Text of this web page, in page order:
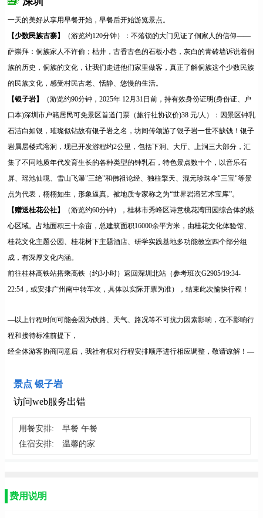
一天的美好从享用早餐开始，早餐后开始游览景点。
【少数民族古寨】
（游览约120分钟）：不落锁的大门见证了侗家人的信仰——
萨崇拜：侗族家人不许偷；枯井，古香古色的石板小巷，灰白的青砖墙诉说着侗
族的历史，侗族的文化，让我们走进他们家里做客，真正了解侗族这个少数民族
的民族文化，感受村民古老、恬静、悠慢的生活。
【银子岩】
（游览约90分钟，2025年 12月31日前，持有效身份证明(身份证、户
口本)深圳市户籍居民可免景区首道门票（旅行社协议价)38 元/人）：因景区钟乳
石洁白如银，璀璨似钻故有银子岩之名，坊间传颂游了银子岩一世不缺钱！银子
岩属层楼式溶洞，现已开发游程约2公里，包括下洞、大厅、上洞三大部分，汇
集了不同地质年代发育生长的各种类型的钟乳石，特色景点数十个，以音乐石
屏、瑶池仙境、雪山飞瀑"三绝"和佛祖论经、独柱擎天、混元珍珠伞"三宝"等景
点为代表，栩栩如生，形象逼真。被地质专家称之为“世界岩溶艺术宝库”。
【赠送桂花公社】
（游览约60分钟），桂林市秀峰区诗意桃花湾田园综合体的核
心区域。占地面积三十余亩，总建筑面积16000余平方米，由桂花文化体验馆、
桂花文化主题公园、桂花树下主题酒店、研学实践基地多功能教室四个部分组
成，有深厚文化内涵。
前往桂林高铁站搭乘高铁（约3小时）返回深圳北站（参考班次G2905/19:34-
22:54，或安排广州南中转车次，具体以实际开票为准），结束此次愉快行程！
—以上行程时间可能会因为铁路、天气、路况等不可抗力因素影响，在不影响行
程和接待标准前提下，
经全体游客协商同意后，我社有权对行程安排顺序进行相应调整，敬请谅解！—
景点 银子岩
访问web服务出错
用餐安排:
早餐 午餐
住宿安排:
温馨的家
费用说明